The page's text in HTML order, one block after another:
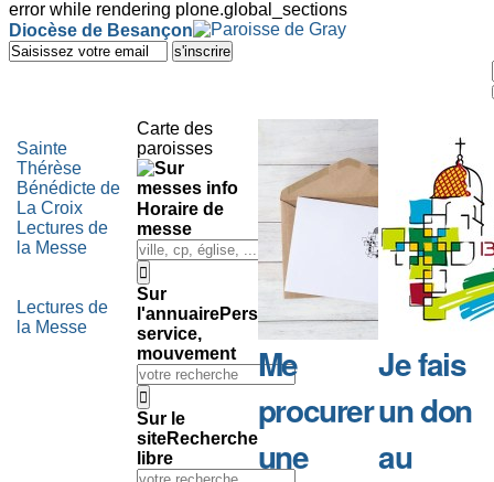
error while rendering plone.global_sections
Outils
personnels
Diocèse de Besançon
Aller
au
à
la
navigation
Sainte
Thérèse
Bénédicte de
La Croix
Lectures de
la Messe
Lectures de
la Messe
Carte des
paroisses
Horaire de
messe
Sur
l'annuairePersonne,
service,
mouvement
Sur le
siteRecherche
libre
Me
procurer
une
Je fais
un don
au